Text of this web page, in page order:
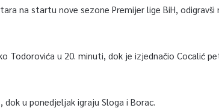
na startu nove sezone Premijer lige BiH, odigravši
Todorovića u 20. minuti, dok je izjednačio Cocalić
u ponedjeljak igraju Sloga i Borac.